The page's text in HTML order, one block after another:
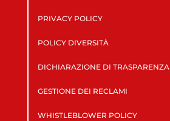
PRIVACY POLICY
POLICY DIVERSITÀ
DICHIARAZIONE DI TRASPARENZA
GESTIONE DEI RECLAMI
WHISTLEBLOWER POLICY